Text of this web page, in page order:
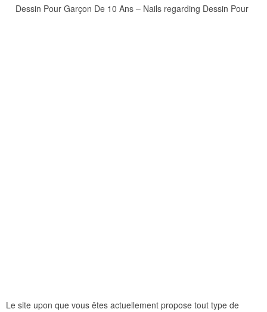
Dessin Pour Garçon De 10 Ans – Nails regarding Dessin Pour
Le site upon que vous êtes actuellement propose tout type de